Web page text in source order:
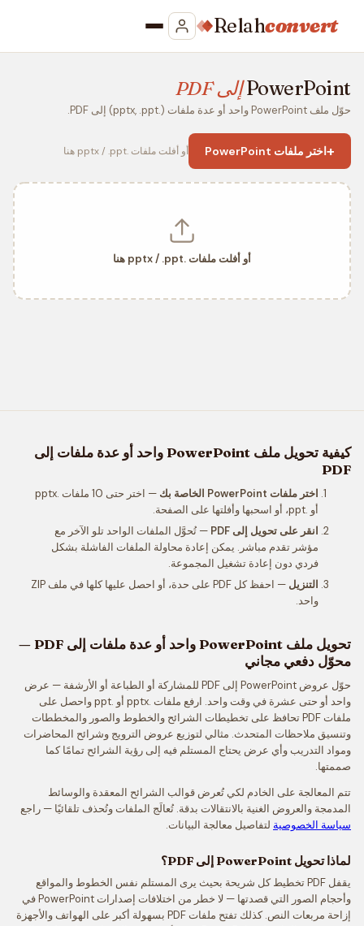
Relahconvert
PowerPointإلى PDF
حوّل ملف PowerPoint واحد أو عدة ملفات (.pptx, .ppt) إلى PDF.
+اختر ملفات PowerPoint أو أفلت ملفات .pptx / .ppt هنا
أو أفلت ملفات .pptx / .ppt هنا
كيفية تحويل ملف PowerPoint واحد أو عدة ملفات إلى
PDF
اختر ملفات PowerPoint الخاصة بك
— اختر حتى 10 ملفات .pptx
أو .ppt، أو اسحبها وأفلتها على الصفحة.
انقر على تحويل إلى PDF
— تُحوَّل الملفات الواحد تلو الآخر مع
مؤشر تقدم مباشر. يمكن إعادة محاولة الملفات الفاشلة بشكل
فردي دون إعادة تشغيل المجموعة.
التنزيل
— احفظ كل PDF على حدة، أو احصل عليها كلها في ملف ZIP
واحد.
تحويل ملف PowerPoint واحد أو عدة ملفات إلى PDF —
محوّل دفعي مجاني
حوّل عروض PowerPoint إلى PDF للمشاركة أو الطباعة أو الأرشفة — عرض
واحد أو حتى عشرة في وقت واحد. ارفع ملفات .pptx أو .ppt واحصل على
ملفات PDF تحافظ على تخطيطات الشرائح والخطوط والصور والمخططات
وتنسيق ملاحظات المتحدث. مثالي لتوزيع عروض الترويج وشرائح المحاضرات
ومواد التدريب وأي عرض يحتاج المستلم فيه إلى رؤية الشرائح تمامًا كما
صممتها.
تتم المعالجة على الخادم لكي تُعرض قوالب الشرائح المعقدة والوسائط
المدمجة والعروض الغنية بالانتقالات بدقة. تُعالَج الملفات وتُحذف تلقائيًا — راجع
سياسة الخصوصية لتفاصيل معالجة البيانات.
لماذا تحويل PowerPoint إلى PDF؟
يقفل PDF تخطيط كل شريحة بحيث يرى المستلم نفس الخطوط والمواقع
وأحجام الصور التي قصدتها — لا خطر من اختلافات إصدارات PowerPoint في
إزاحة مربعات النص. كذلك تفتح ملفات PDF بسهولة أكبر على الهواتف والأجهزة